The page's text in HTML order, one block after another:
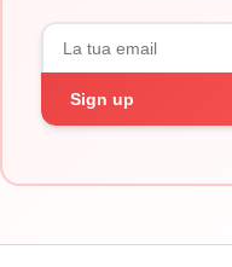
Sign up